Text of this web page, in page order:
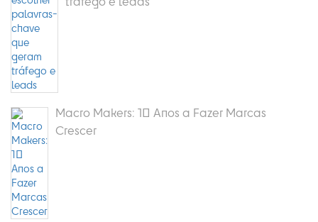
Macro Makers: 10 Anos a Fazer Marcas
Crescer